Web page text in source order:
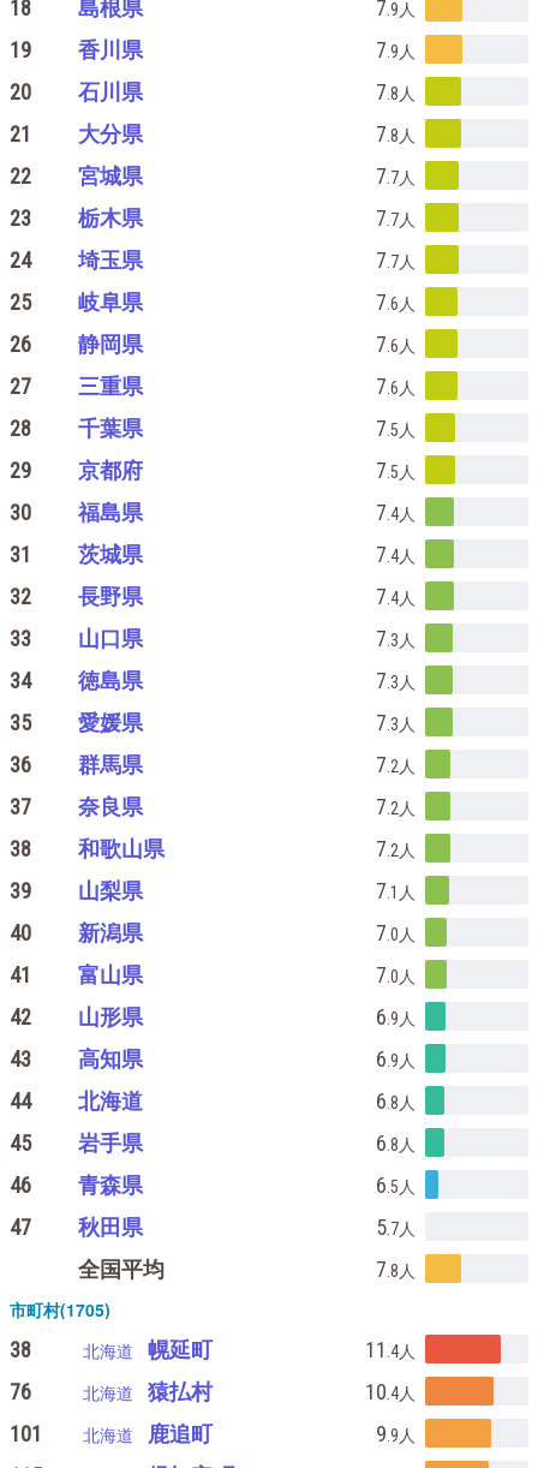
18 島根県 7 .9 人
19 香川県 7 .9 人
20 石川県 7 .8 人
21 大分県 7 .8 人
22 宮城県 7 .7人
23 栃木県 7 .7人
24 埼玉県 7 .7人
25 岐阜県 7 .6 人
26 静岡県 7 .6 人
27 三重県 7 .6 人
28 千葉県 7 .5 人
29 京都府 7 .5 人
30 福島県 7 .4人
31 茨城県 7 .4人
32 長野県 7 .4人
33 山口県 7 .3 人
34 徳島県 7 .3 人
35 愛媛県 7 .3 人
36 群馬県 7 .2 人
37 奈良県 7 .2 人
38 和歌山県 7 .2 人
39 山梨県 7 .1 人
40 新潟県 7 .0 人
41 富山県 7 .0 人
42 山形県 6 .9 人
43 高知県 6 .9 人
44 北海道 6 .8 人
45 岩手県 6 .8 人
46 青森県 6 .5 人
47 秋田県 5 .7人
全国平均 7 .8 人
市町村(1705)
38 北海道 幌延町 11 .4人
76 北海道 猿払村 10 .4人
101 北海道 鹿追町 9 .9 人